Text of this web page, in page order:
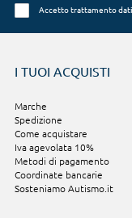
Accetto trattamento
I TUOI ACQUISTI
Marche
Spedizione
Come acquistare
Iva agevolata 10%
Metodi di pagamento
Coordinate bancarie
Sosteniamo Autismo.it